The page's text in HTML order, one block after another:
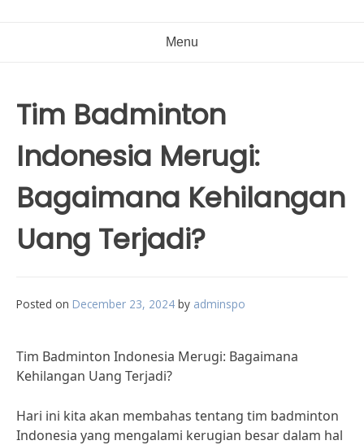
Menu
Tim Badminton
Indonesia Merugi:
Bagaimana Kehilangan
Uang Terjadi?
Posted on December 23, 2024 by adminspo
Tim Badminton Indonesia Merugi: Bagaimana
Kehilangan Uang Terjadi?
Hari ini kita akan membahas tentang tim badminton
Indonesia yang mengalami kerugian besar dalam hal